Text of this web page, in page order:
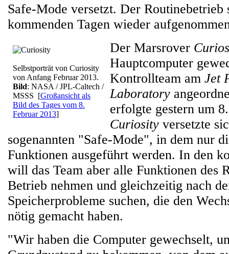
Safe-Mode versetzt. Der Routinebetrieb
kommenden Tagen wieder
Selbstporträt von Curiosity
von Anfang Februar 2013.
Bild: NASA / JPL-Caltech /
MSSS [Großansicht als
Bild des Tages vom 8.
Februar 2013]
Der Marsrover
Hauptcomputer
Kontrollteam am Jet
Laboratory
erfolgte gestern um
Curiosity versetzte
sogenannten "Safe-Mode", in dem nur
Funktionen ausgeführt werden. In den
will das Team aber alle Funktionen des
Betrieb nehmen und gleichzeitig nach
Speicherprobleme suchen, die den
nötig gemacht haben.
"Wir haben die Computer gewechselt,